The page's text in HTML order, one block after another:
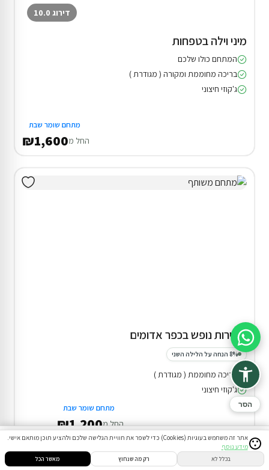
הזמנות הודעות התחבר
דירוג 10.0
מיני וילה בטפחות
המתחם כולו שלכם
בריכה מחוממת ומקורה ( מגודרת )
ג'קוזי חיצוני
מתחם שומר שבת
החל מ₪1,600
2 דירות נופש בכפר אדומים
8% הנחה על הלילה השני
בריכה מחוממת ( מגודרת )
ג'קוזי חיצוני
מתחם שומר שבת
החל מ₪1,200
ההנחה תחושב אוטומטית בשלב ההזמנה
אתר זה משתמש בעוגיות (Cookies) כדי לשפר את חוויית הגלישה שלכם ולהציע תוכן מותאם אישי.
מידע נוסף
בכלל לא רק מה שנחוץ מאשר הכל
סיוע בהזמנה
הסר